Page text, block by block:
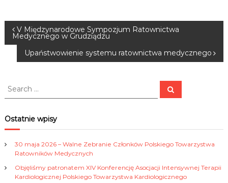
N
i
g
a
c
V Międzynarodowe Sympozjum Ratownictwa
Medycznego w Grudziądzu
Upaństwowienie systemu ratownictwa medycznego
S
r
c
f
r
S
e
Ostatnie wpisy
30 maja 2026 – Walne Zebranie Członków Polskiego Towarzystwa
Ratowników Medycznych
Objęliśmy patronatem XIV Konferencję Asocjacji Intensywnej Terapii
Kardiologicznej Polskiego Towarzystwa Kardiologicznego